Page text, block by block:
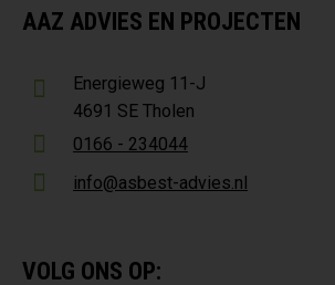
AAZ ADVIES EN PROJECTEN
Energieweg 11-J
4691 SE Tholen
0166 - 234044
info@asbest-advies.nl
VOLG ONS OP: